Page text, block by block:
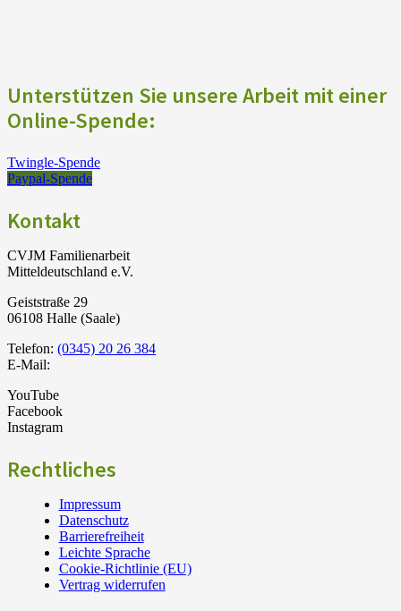
Unterstützen Sie unsere Arbeit mit einer
Online-Spende:
Twingle-Spende
Paypal-Spende
Kontakt
CVJM Familienarbeit
Mitteldeutschland e.V.
Geiststraße 29
06108 Halle (Saale)
Telefon: (0345) 20 26 384
E-Mail:
YouTube
Facebook
Instagram
Rechtliches
Impressum
Datenschutz
Barrierefreiheit
Leichte Sprache
Cookie-Richtlinie (EU)
Vertrag widerrufen